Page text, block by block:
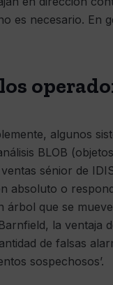
es necesario. En
algunos
BLOB
sénior de
absoluto o
árbol que se
la ventaja
de falsas
sospechosos’.